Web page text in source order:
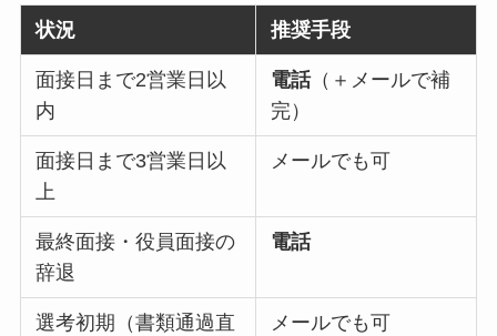
状況 推奨手段
面接日まで2営業日以
内
電話（＋メールで補
完）
面接日まで3営業日以
上
メールでも可
最終面接・役員面接の
辞退
電話
選考初期（書類通過直
メールでも可